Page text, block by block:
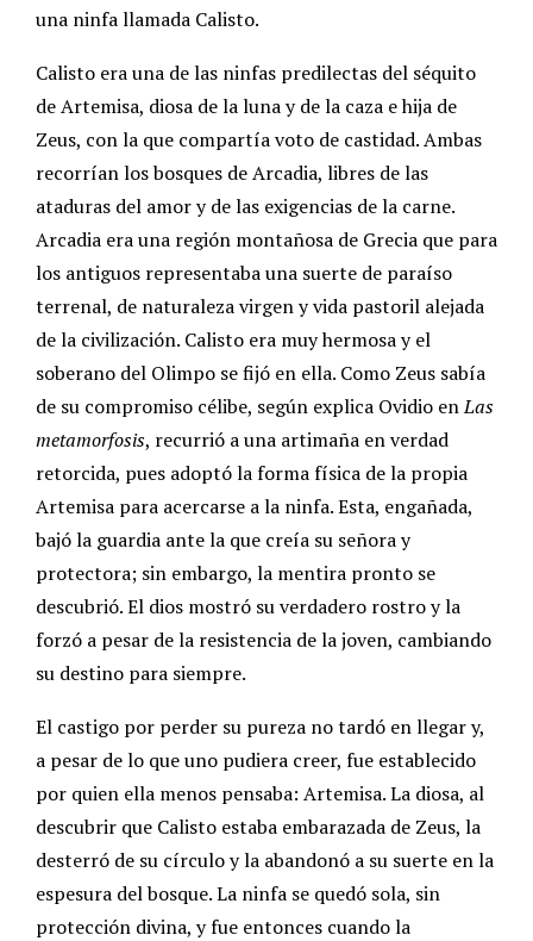
una ninfa llamada Calisto.
Calisto era una de las ninfas predilectas del séquito
de Artemisa, diosa de la luna y de la caza e hija de
Zeus, con la que compartía voto de castidad. Ambas
recorrían los bosques de Arcadia, libres de las
ataduras del amor y de las exigencias de la carne.
Arcadia era una región montañosa de Grecia que para
los antiguos representaba una suerte de paraíso
terrenal, de naturaleza virgen y vida pastoril alejada
de la civilización. Calisto era muy hermosa y el
soberano del Olimpo se fijó en ella. Como Zeus sabía
de su compromiso célibe, según explica Ovidio enLas
metamorfosis, recurrió a una artimaña en verdad
retorcida, pues adoptó la forma física de la propia
Artemisa para acercarse a la ninfa. Esta, engañada,
bajó la guardia ante la que creía su señora y
protectora; sin embargo, la mentira pronto se
descubrió. El dios mostró su verdadero rostro y la
forzó a pesar de la resistencia de la joven, cambiando
su destino para siempre.
El castigo por perder su pureza no tardó en llegar y,
a pesar de lo que uno pudiera creer, fue establecido
por quien ella menos pensaba: Artemisa. La diosa, al
descubrir que Calisto estaba embarazada de Zeus, la
desterró de su círculo y la abandonó a su suerte en la
espesura del bosque. La ninfa se quedó sola, sin
protección divina, y fue entonces cuando la